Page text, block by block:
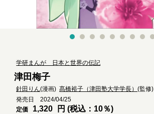
学研まんが 日本と世界の伝記
津田梅子
針田りん(漫画)髙橋裕子（津田塾大学学長）(監修)
発売日 2024/04/25
定価
1,320 円 (税込：10％)